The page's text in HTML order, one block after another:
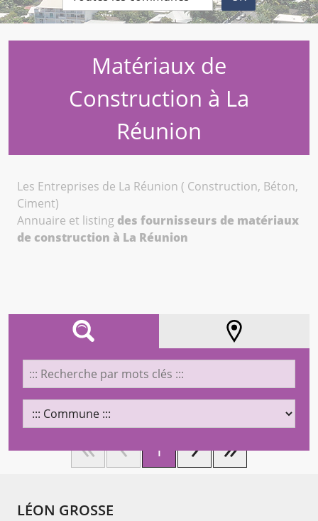
Matériaux de
Construction à La
Réunion
Les Entreprises de La Réunion ( Construction, Béton,
Ciment)
Annuaire et listing des fournisseurs de matériaux
de construction à La Réunion
Chargement...
1
LÉON GROSSE